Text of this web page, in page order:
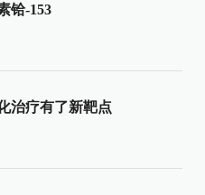
铪-153
治疗有了新靶点